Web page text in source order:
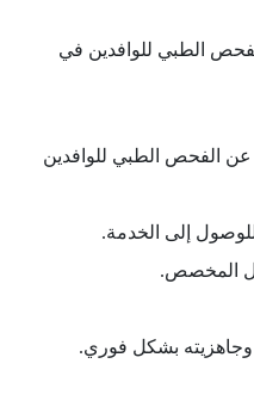
الطبي للوافدين في
عن الفحص الطبي للوافدين
إلى الخدمة.
المخصص.
بشكل فوري.